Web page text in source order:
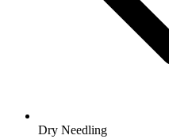
Dry Needling